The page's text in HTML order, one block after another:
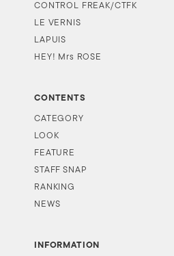
CONTROL FREAK/CTFK
LE VERNIS
LAPUIS
HEY! Mrs ROSE
CONTENTS
CATEGORY
LOOK
FEATURE
STAFF SNAP
RANKING
NEWS
INFORMATION